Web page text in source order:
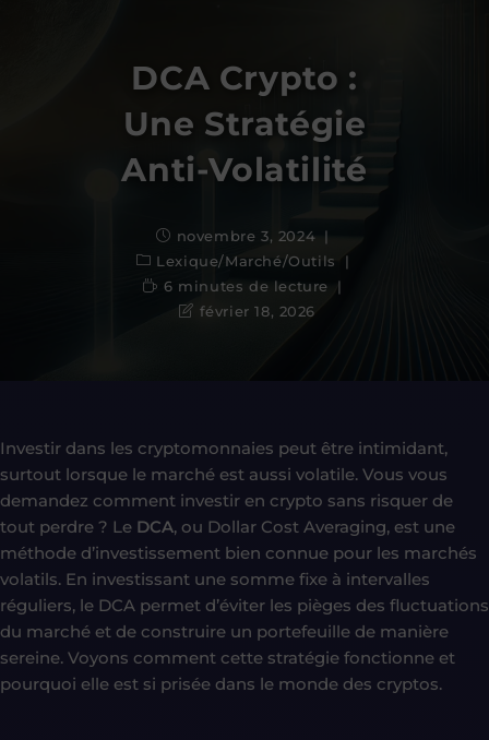
DCA Crypto :
Une Stratégie
Anti-Volatilité
novembre 3, 2024
Lexique/Marché/Outils
6 minutes de lecture
février 18, 2026
Investir dans les cryptomonnaies peut être intimidant,
surtout lorsque le marché est aussi volatile. Vous vous
demandez comment investir en crypto sans risquer de
tout perdre ? Le DCA, ou Dollar Cost Averaging, est une
méthode d’investissement bien connue pour les marchés
volatils. En investissant une somme fixe à intervalles
réguliers, le DCA permet d’éviter les pièges des fluctuations
du marché et de construire un portefeuille de manière
sereine. Voyons comment cette stratégie fonctionne et
pourquoi elle est si prisée dans le monde des cryptos.